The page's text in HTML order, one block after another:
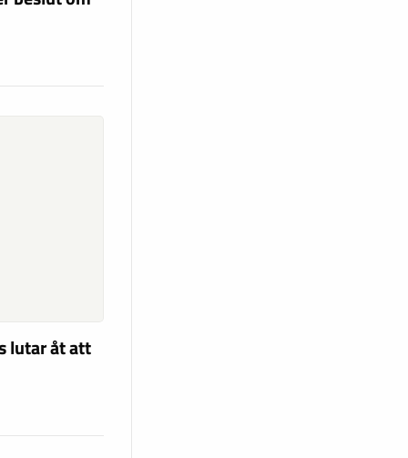
lutar åt att